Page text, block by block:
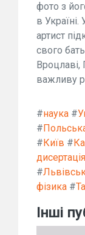
фото з
в
артист
свого
Вроцлаві,
важливу
#наука #
#
#Київ #
дисертація
#
фізика #
Інші